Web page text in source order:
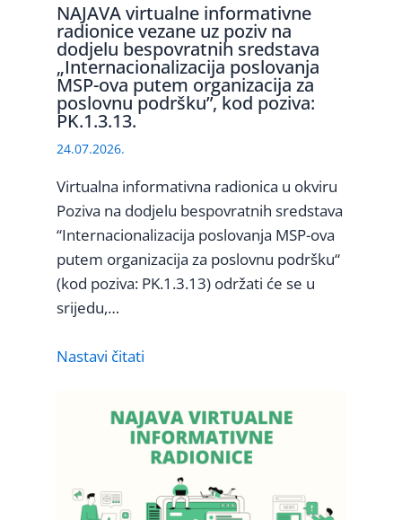
NAJAVA virtualne informativne
radionice vezane uz poziv na
dodjelu bespovratnih sredstava
„Internacionalizacija poslovanja
MSP-ova putem organizacija za
poslovnu podršku”, kod poziva:
PK.1.3.13.
24.07.2026.
Virtualna informativna radionica u okviru
Poziva na dodjelu bespovratnih sredstava
“Internacionalizacija poslovanja MSP-ova
putem organizacija za poslovnu podršku“
(kod poziva: PK.1.3.13) održati će se u
srijedu,…
Nastavi čitati